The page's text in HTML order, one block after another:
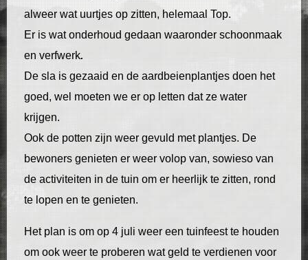
alweer wat uurtjes op zitten, helemaal Top.
Er is wat onderhoud gedaan waaronder schoonmaak
en verfwerk.
De sla is gezaaid en de aardbeienplantjes doen het
goed, wel moeten we er op letten dat ze water
krijgen.
Ook de potten zijn weer gevuld met plantjes. De
bewoners genieten er weer volop van, sowieso van
de activiteiten in de tuin om er heerlijk te zitten, rond
te lopen en te genieten.
Het plan is om op 4 juli weer een tuinfeest te houden
om ook weer te proberen wat geld te verdienen voor